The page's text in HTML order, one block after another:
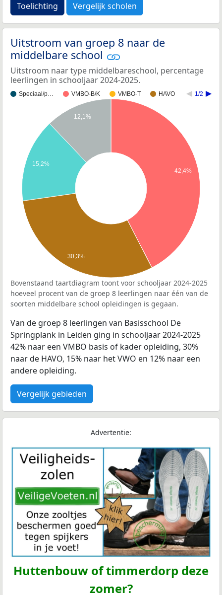
Toelichting Vergelijk scholen
Uitstroom van groep 8 naar de
middelbare school
Uitstroom naar type middelbareschool, percentage
leerlingen in schooljaar 2024-2025.
Speciaal/p… VMBO-B/K VMBO-T HAVO 1/2
42,4%
12,1%
15,2%
30,3%
Bovenstaand taartdiagram toont voor schooljaar 2024-2025
hoeveel procent van de groep 8 leerlingen naar één van de
soorten middelbare school opleidingen is gegaan.
Van de groep 8 leerlingen van Basisschool De
Springplank in Leiden ging in schooljaar 2024-2025
42% naar een VMBO basis of kader opleiding, 30%
naar de HAVO, 15% naar het VWO en 12% naar een
andere opleiding.
Vergelijk gebieden
Advertentie:
Huttenbouw of timmerdorp deze
zomer?